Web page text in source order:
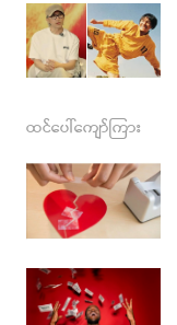
ထင်ပေါ်ကျော်ကြား